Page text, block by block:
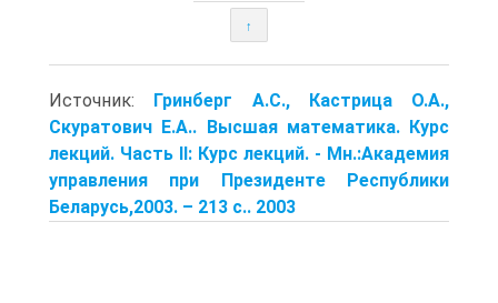
<< >>
Источник: Гринберг А.С., Кастрица О.А.,
Скуратович Е.А.. Высшая математика. Курс
лекций. Часть II: Курс лекций. ‑ Мн.:Академия
управления при Президенте Республики